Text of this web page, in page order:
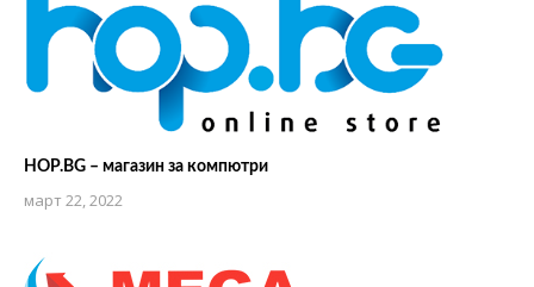
HOP.BG – магазин за компютри
март 22, 2022